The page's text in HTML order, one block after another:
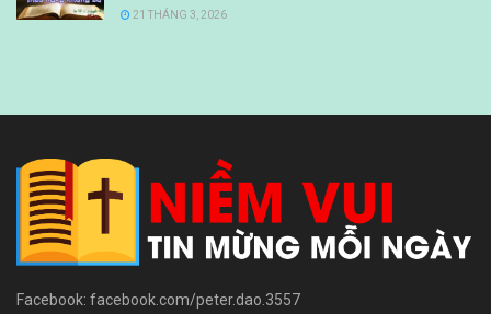
21 THÁNG 3, 2026
Facebook: facebook.com/peter.dao.3557